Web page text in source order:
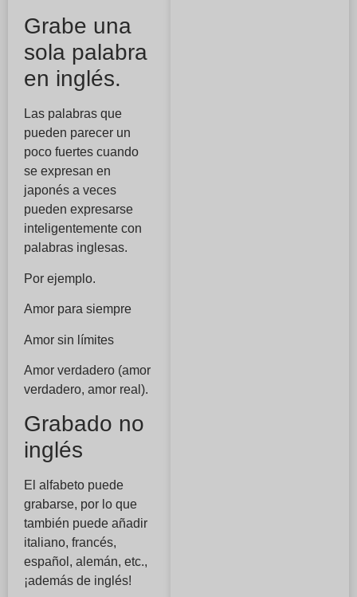
Grabe una
sola palabra
en inglés.
Las palabras que
pueden parecer un
poco fuertes cuando
se expresan en
japonés a veces
pueden expresarse
inteligentemente con
palabras inglesas.
Por ejemplo.
Amor para siempre
Amor sin límites
Amor verdadero (amor
verdadero, amor real).
Grabado no
inglés
El alfabeto puede
grabarse, por lo que
también puede añadir
italiano, francés,
español, alemán, etc.,
¡además de inglés!